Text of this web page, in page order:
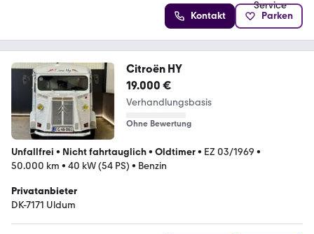
Kontakt Parken
Citroën HY
19.000 €
Verhandlungsbasis
Ohne Bewertung
Unfallfrei • Nicht fahrtauglich• Oldtimer• EZ 03/1969 •
50.000 km • 40 kW (54 PS) • Benzin
Privatanbieter
DK-7171 Uldum